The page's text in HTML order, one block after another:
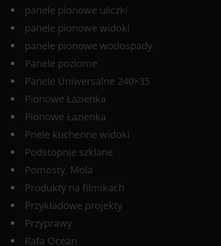
panele pionowe uliczki
panele pionowe widoki
panele pionowe wodospady
Panele poziome
Panele Uniwersalne 240×35
Pionowe Łazienka
Pionowe Łazienka
Pnele kuchenne widoki
Podstopnie szklane
Pomosty, Mola
Produkty na filmikach
Przykładowe projekty
Przyprawy
Rafa Ocean